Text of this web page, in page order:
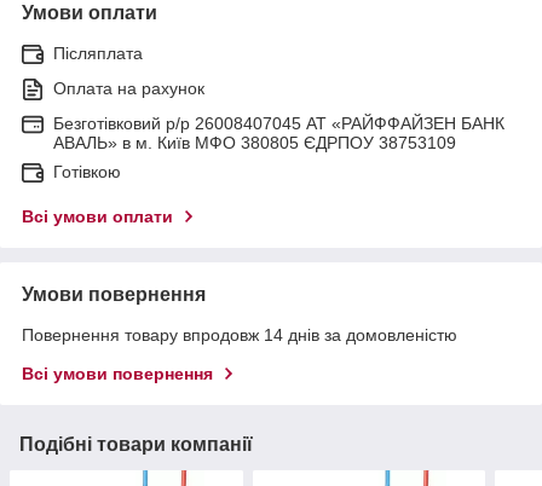
Умови оплати
Післяплата
Оплата на рахунок
Безготівковий р/р 26008407045 АТ «РАЙФФАЙЗЕН БАНК
АВАЛЬ» в м. Київ МФО 380805 ЄДРПОУ 38753109
Готівкою
Всі умови оплати
Умови повернення
Повернення товару впродовж 14 днів за домовленістю
Всі умови повернення
Подібні товари компанії